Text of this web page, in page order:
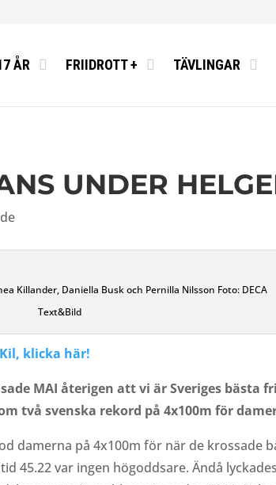
ÅR FRIIDROTT + TÄVLINGAR
UNDER
Killander, Daniella Busk och Pernilla Nilsson Foto: DECA
Text&Bild
klicka här!
MAI återigen att vi är Sveriges
två svenska rekord på 4x100m för
damerna på 4x100m för när de krossade
45.22 var ingen högoddsare. Ändå